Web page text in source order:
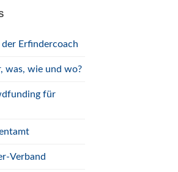
der Erfindercoach
was, wie und wo?
für
Verband